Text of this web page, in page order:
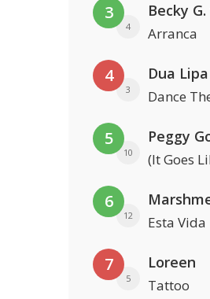
3
4
Becky
Arranca
4
3
Dua Lipa
Dance
5
10
Peggy
(It Goes
6
12 Esta Vida
7
5
Loreen
Tattoo